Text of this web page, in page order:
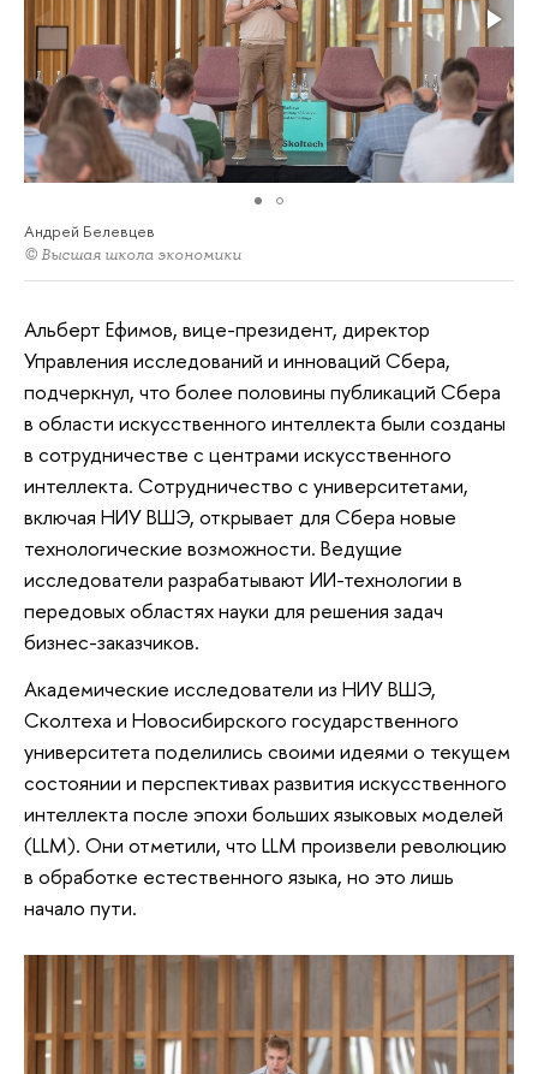
Андрей Белевцев
© Высшая школа экономики
Альберт Ефимов, вице-президент, директор
Управления исследований и инноваций Сбера,
подчеркнул, что более половины публикаций Сбера
в области искусственного интеллекта были созданы
в сотрудничестве с центрами искусственного
интеллекта. Сотрудничество с университетами,
включая НИУ ВШЭ, открывает для Сбера новые
технологические возможности. Ведущие
исследователи разрабатывают ИИ-технологии в
передовых областях науки для решения задач
бизнес-заказчиков.
Академические исследователи из НИУ ВШЭ,
Сколтеха и Новосибирского государственного
университета поделились своими идеями о текущем
состоянии и перспективах развития искусственного
интеллекта после эпохи больших языковых моделей
(LLM). Они отметили, что LLM произвели революцию
в обработке естественного языка, но это лишь
начало пути.